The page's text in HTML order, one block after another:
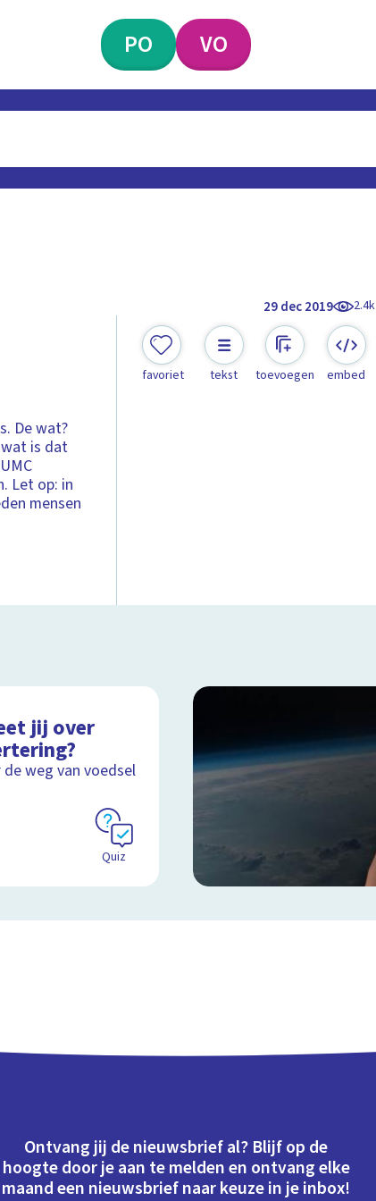
PO VO
29 dec 2019 2.4k
De wat?
wat is dat
Let op: in
mensen
favoriet tekst toevoegen embed
jij over
de weg van voedsel
Quiz
Ontvang jij de nieuwsbrief al? Blijf op de
hoogte door je aan te melden en ontvang elke
maand een nieuwsbrief naar keuze in je inbox!